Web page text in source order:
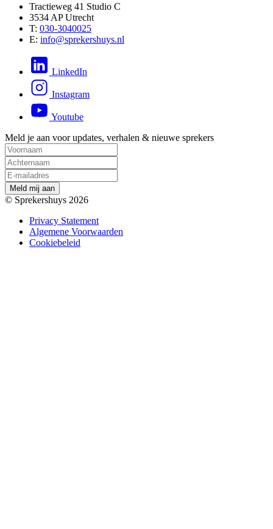
Tractieweg 41 Studio C
3534 AP Utrecht
T: 030-3040025
E: info@sprekershuys.nl
LinkedIn
Instagram
Youtube
Meld je aan voor updates, verhalen & nieuwe sprekers
Meld mij aan
© Sprekershuys 2026
Privacy Statement
Algemene Voorwaarden
Cookiebeleid